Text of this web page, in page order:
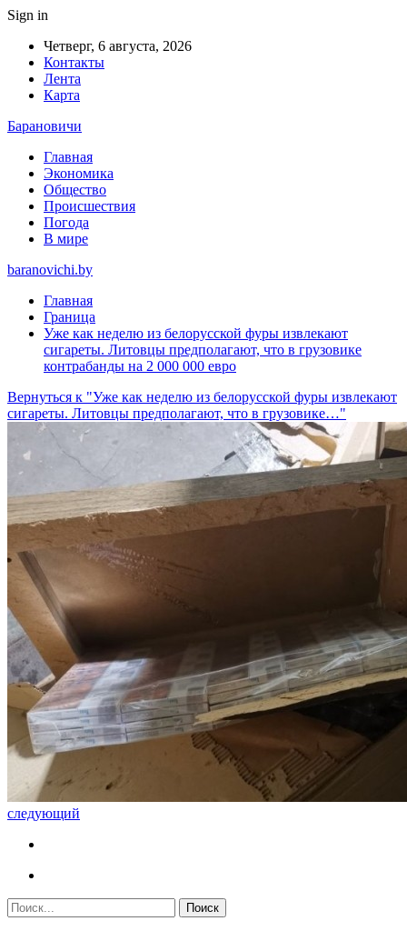
Sign in
Четверг, 6 августа, 2026
Контакты
Лента
Карта
Барановичи
Главная
Экономика
Общество
Происшествия
Погода
В мире
baranovichi.by
Главная
Граница
Уже как неделю из белорусской фуры извлекают
сигареты. Литовцы предполагают, что в грузовике
контрабанды на 2 000 000 евро
Вернуться к "Уже как неделю из белорусской фуры извлекают
сигареты. Литовцы предполагают, что в грузовике…"
следующий